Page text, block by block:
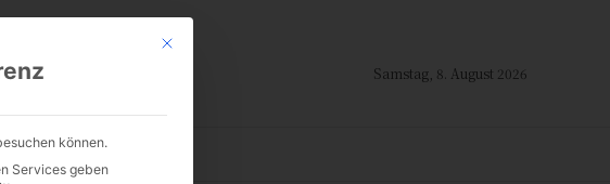
Samstag, 8. August 2026
TRADITION
Mit diesem Button wird der Dialog geschlossen. Seine Funktionalität ist
können.
Services geben